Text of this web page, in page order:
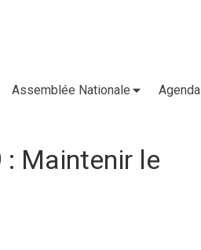
Assemblée Nationale Agenda
: Maintenir le